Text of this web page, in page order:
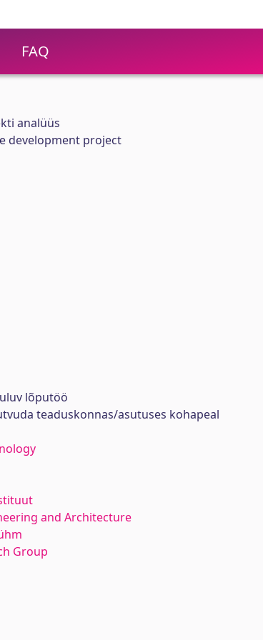
FAQ
analüüs
development project
lõputöö
teaduskonnas/asutuses kohapeal
and Architecture
Group